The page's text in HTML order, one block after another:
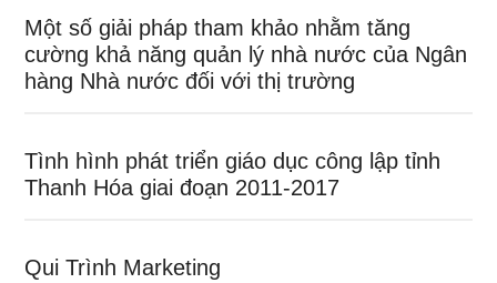
Một số giải pháp tham khảo nhằm tăng
cường khả năng quản lý nhà nước của Ngân
hàng Nhà nước đối với thị trường
Tình hình phát triển giáo dục công lập tỉnh
Thanh Hóa giai đoạn 2011-2017
Qui Trình Marketing